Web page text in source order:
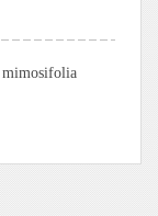
mimosifolia